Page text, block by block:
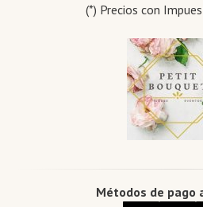
(*) Precios con
Métodos de pago